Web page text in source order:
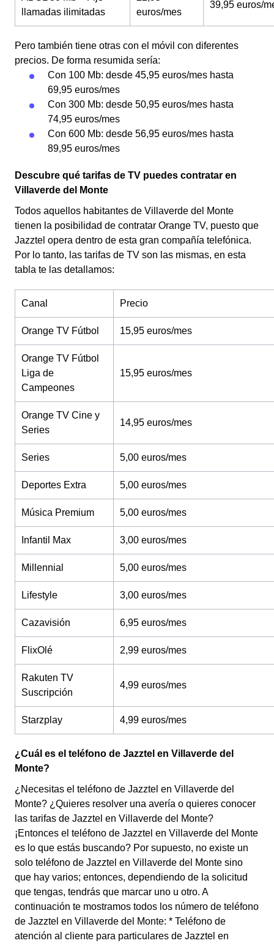
llamadas ilimitadas
euros/mes
39,95 euros/
Pero también tiene otras con el móvil con diferentes
precios. De forma resumida sería:
Con 100 Mb: desde 45,95 euros/mes hasta
69,95 euros/mes
Con 300 Mb: desde 50,95 euros/mes hasta
74,95 euros/mes
Con 600 Mb: desde 56,95 euros/mes hasta
89,95 euros/mes
Descubre qué tarifas de TV puedes contratar en
Villaverde del Monte
Todos aquellos habitantes de Villaverde del Monte
tienen la posibilidad de contratar Orange TV, puesto que
Jazztel opera dentro de esta gran compañía telefónica.
Por lo tanto, las tarifas de TV son las mismas, en esta
tabla te las detallamos:
Canal Precio
Orange TV Fútbol 15,95 euros/mes
Orange TV Fútbol
Liga de
Campeones
15,95 euros/mes
Orange TV Cine y
Series
14,95 euros/mes
Series 5,00 euros/mes
Deportes Extra 5,00 euros/mes
Música Premium 5,00 euros/mes
Infantil Max 3,00 euros/mes
Millennial 5,00 euros/mes
Lifestyle 3,00 euros/mes
Cazavisión 6,95 euros/mes
FlixOlé 2,99 euros/mes
Rakuten TV
Suscripción
4,99 euros/mes
Starzplay 4,99 euros/mes
¿Cuál es el teléfono de Jazztel en Villaverde del
Monte?
¿Necesitas el teléfono de Jazztel en Villaverde del
Monte? ¿Quieres resolver una avería o quieres conocer
las tarifas de Jazztel en Villaverde del Monte?
¡Entonces el teléfono de Jazztel en Villaverde del Monte
es lo que estás buscando? Por supuesto, no existe un
solo teléfono de Jazztel en Villaverde del Monte sino
que hay varios; entonces, dependiendo de la solicitud
que tengas, tendrás que marcar uno u otro. A
continuación te mostramos todos los número de teléfono
de Jazztel en Villaverde del Monte: * Teléfono de
atención al cliente para particulares de Jazztel en